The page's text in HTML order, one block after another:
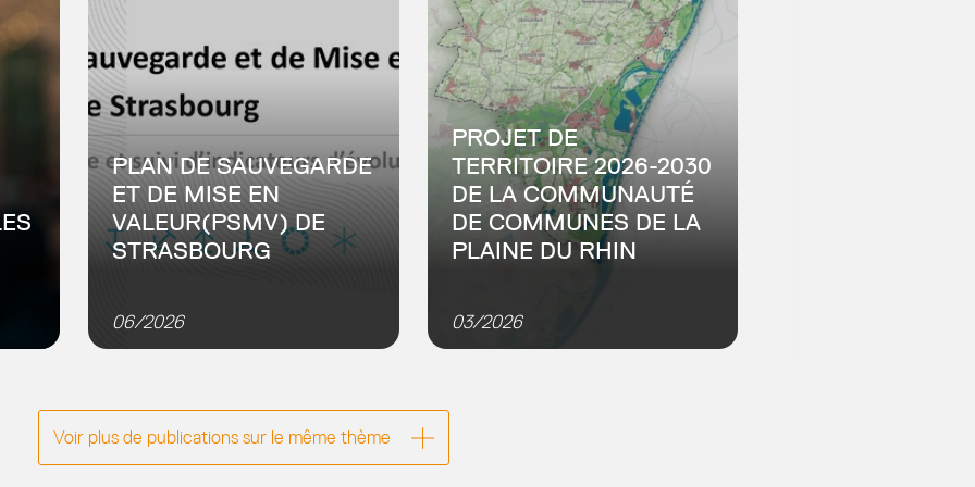
PLAN DE SAUVEGARDE
ET DE MISE EN
VALEUR(PSMV) DE
STRASBOURG
d’indicateurs d’évolution Le « site
qu’une partie de la Neustadt-
est...
06/2026
PROJET DE
TERRITOIRE 2026-2030
DE LA COMMUNAUTÉ
DE COMMUNES DE LA
PLAINE DU RHIN
du diagnostic et des enjeux pour
03/2026
Voir plus de publications sur le même thème